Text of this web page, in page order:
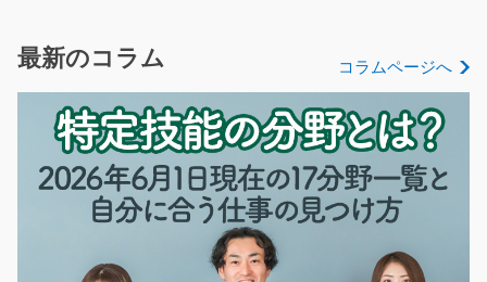
長期（3ヶ月以上）
福岡県小郡市
気になる
鉄骨部材の溶接/g04_02419
最新のコラム コラムページへ